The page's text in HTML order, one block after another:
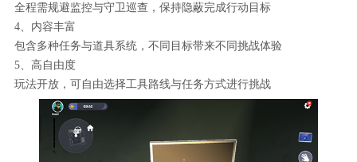
全程需规避监控与守卫巡查，保持隐蔽完成行动目标
4、内容丰富
包含多种任务与道具系统，不同目标带来不同挑战体验
5、高自由度
玩法开放，可自由选择工具路线与任务方式进行挑战